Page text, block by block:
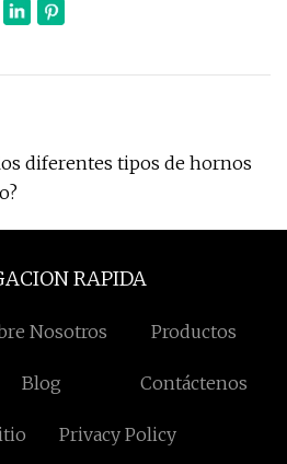
diferentes tipos de hornos
RAPIDA
Nosotros Productos
Blog Contáctenos
Privacy Policy